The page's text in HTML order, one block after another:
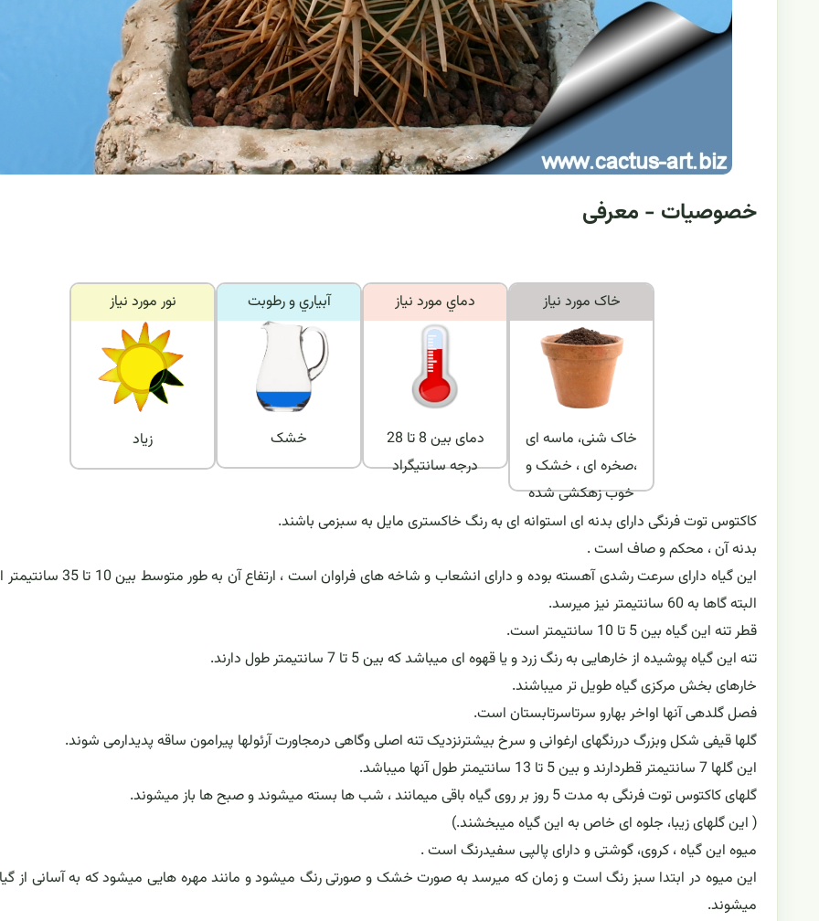
خصوصیات - معرفی
نور مورد نياز
زیاد
آبياري و رطوبت
خشک
دماي مورد نياز
دمای بین 8 تا 28
درجه سانتیگراد
خاک مورد نياز
خاک شنی، ماسه ای
،صخره ای ، خشک و
خوب زهکشی شده
کاکتوس توت فرنگی دارای بدنه ای استوانه ای به رنگ خاکستری مایل به سبزمی باشند.
بدنه آن ، محکم و صاف است .
این گیاه دارای سرعت رشدی آهسته بوده و دارای انشعاب و شاخه های فراوان است ،
البته گاها به 60 سانتیمتر نیز میرسد.
قطر تنه این گیاه بین 5 تا 10 سانتیمتر است.
تنه این گیاه پوشیده از خارهایی به رنگ زرد و یا قهوه ای میباشد که بین 5 تا 7 سانتیمتر طول دارند.
خارهای بخش مرکزی گیاه طویل تر میباشند.
فصل گلدهی آنها اواخر بهارو سرتاسرتابستان است.
گلها قیفی شکل وبزرگ دررنگهای ارغوانی و سرخ بیشترنزدیک تنه اصلی وگاهی درمجاورت آرئولها پیرامون ساقه پدیدارمی شوند.
این گلها 7 سانتیمتر قطردارند و بین 5 تا 13 سانتیمتر طول آنها میباشد.
گلهای کاکتوس توت فرنگی به مدت 5 روز بر روی گیاه باقی میمانند ، شب ها بسته میشوند و صبح ها باز میشوند.
( این گلهای زیبا، جلوه ای خاص به این گیاه میبخشند.)
میوه این گیاه ، کروی، گوشتی و دارای پالپی سفیدرنگ است .
این میوه در ابتدا سبز رنگ است و زمان که میرسد به صورت خشک و صورتی رنگ میشود و مانند مهره هایی میشود که به آسانی از
میشوند.